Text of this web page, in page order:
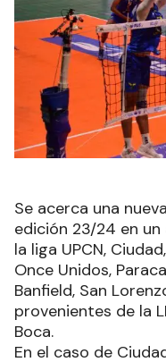
Se acerca una
edición 23/24 en
la liga UPCN,
Once Unidos,
Banfield, San
provenientes de la
Boca.
En el caso de